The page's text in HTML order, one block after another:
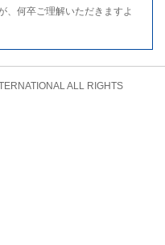
、何卒ご理解いただきますよ